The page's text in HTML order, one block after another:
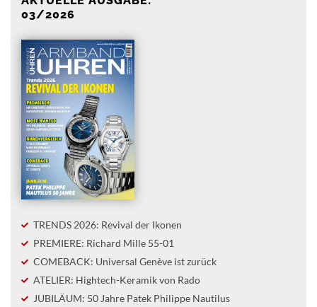
03/2026
TRENDS 2026: Revival der Ikonen
PREMIERE: Richard Mille 55-01
COMEBACK: Universal Genève ist zurück
ATELIER: Hightech-Keramik von Rado
JUBILÄUM: 50 Jahre Patek Philippe Nautilus